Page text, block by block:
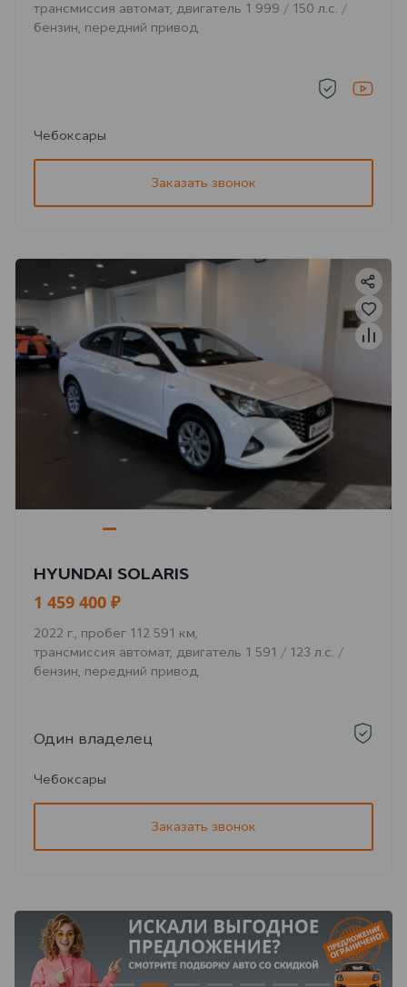
трансмиссия автомат, двигатель 1 999 / 150 л.с. /
бензин, передний привод
Чебоксары
Заказать звонок
HYUNDAI SOLARIS
1 459 400 ₽
2022 г., пробег 112 591 км,
трансмиссия автомат, двигатель 1 591 / 123 л.с. /
бензин, передний привод
Один владелец
Чебоксары
Заказать звонок